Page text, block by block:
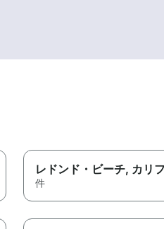
レドンド・ビーチ, カリ
件